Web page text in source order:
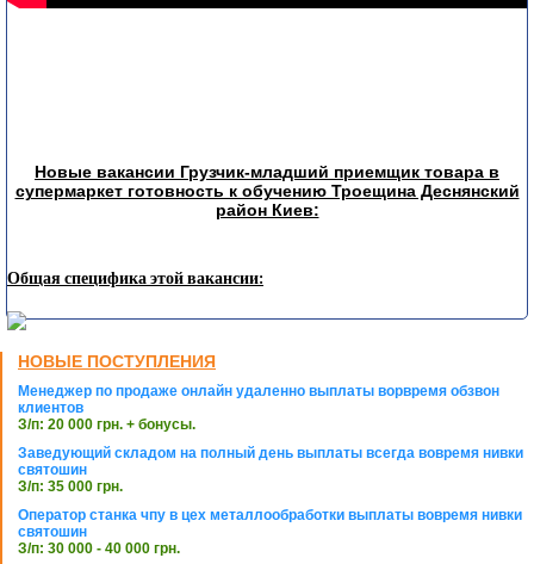
Новые вакансии Грузчик-младший приемщик товара в
супермаркет готовность к обучению Троещина Деснянский
район Киев:
Общая специфика этой вакансии:
НОВЫЕ ПОСТУПЛЕНИЯ
Менеджер по продаже онлайн удаленно выплаты ворвремя обзвон
клиентов
З/п: 20 000 грн. + бонусы.
Заведующий складом на полный день выплаты всегда вовремя нивки
святошин
З/п: 35 000 грн.
Оператор станка чпу в цех металлообработки выплаты вовремя нивки
святошин
З/п: 30 000 - 40 000 грн.